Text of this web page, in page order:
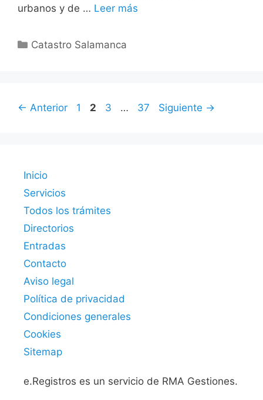
urbanos y de … Leer más
Categorías
Catastro Salamanca
← Anterior Página
1 Página
2 Página
3 … Página
37 Siguiente →
Inicio
Servicios
Todos los trámites
Directorios
Entradas
Contacto
Aviso legal
Política de privacidad
Condiciones generales
Cookies
Sitemap
e.Registros es un servicio de RMA Gestiones.